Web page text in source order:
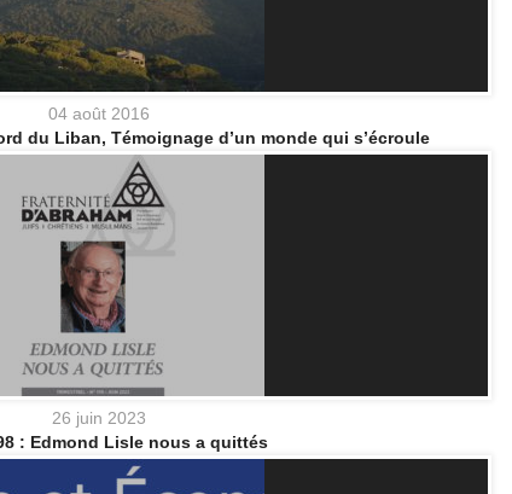
04 août 2016
du Liban, Témoignage d’un monde qui s’écroule
26 juin 2023
: Edmond Lisle nous a quittés